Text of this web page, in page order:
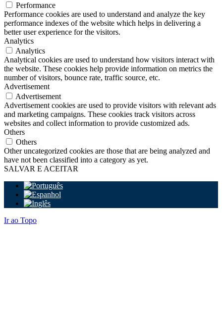
Performance
Performance cookies are used to understand and analyze the key
performance indexes of the website which helps in delivering a
better user experience for the visitors.
Analytics
Analytics
Analytical cookies are used to understand how visitors interact with
the website. These cookies help provide information on metrics the
number of visitors, bounce rate, traffic source, etc.
Advertisement
Advertisement
Advertisement cookies are used to provide visitors with relevant ads
and marketing campaigns. These cookies track visitors across
websites and collect information to provide customized ads.
Others
Others
Other uncategorized cookies are those that are being analyzed and
have not been classified into a category as yet.
SALVAR E ACEITAR
Ir ao Topo